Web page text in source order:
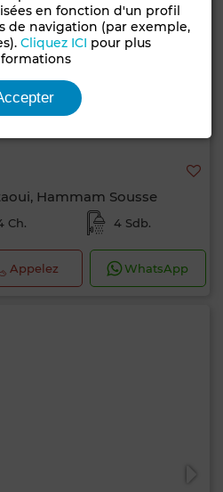
Hammam Sousse
Ch. 4 Sdb.
Appelez WhatsApp
en fonction d'un profil
de navigation (par exemple,
Cliquez ICI pour plus